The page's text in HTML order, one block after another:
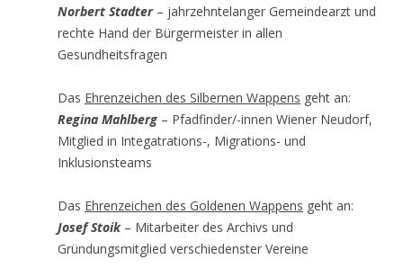
Norbert Stadter– jahrzehntelanger Gemeindearzt und
rechte Hand der Bürgermeister in allen
Gesundheitsfragen
Das Ehrenzeichen des Silbernen Wappens geht an:
Regina Mahlberg – Pfadfinder/-innen Wiener Neudorf,
Mitglied in Integatrations-, Migrations- und
Inklusionsteams
Das Ehrenzeichen des Goldenen Wappens geht an:
Josef Stoik– Mitarbeiter des Archivs und
Gründungsmitglied verschiedenster Vereine